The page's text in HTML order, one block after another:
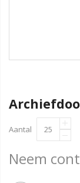
Aantal
Neem